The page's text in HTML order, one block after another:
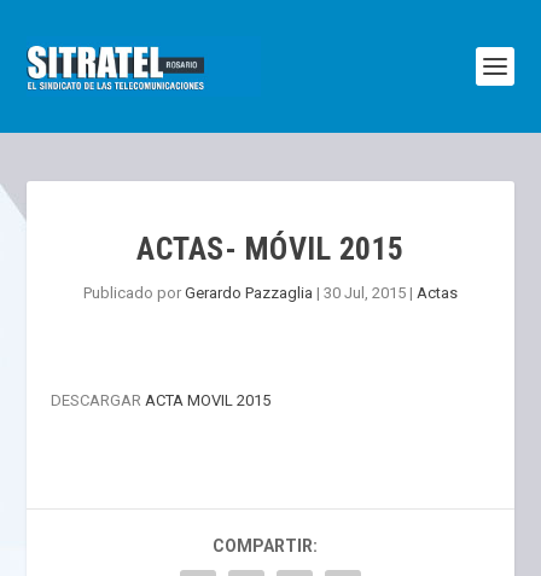
ACTAS- MÓVIL 2015
Publicado por Gerardo Pazzaglia | 30 Jul, 2015 | Actas
DESCARGARACTA MOVIL 2015
COMPARTIR: